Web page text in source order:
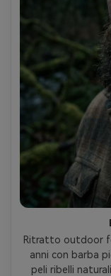
Ritratto outdoor
anni con barba
peli ribelli